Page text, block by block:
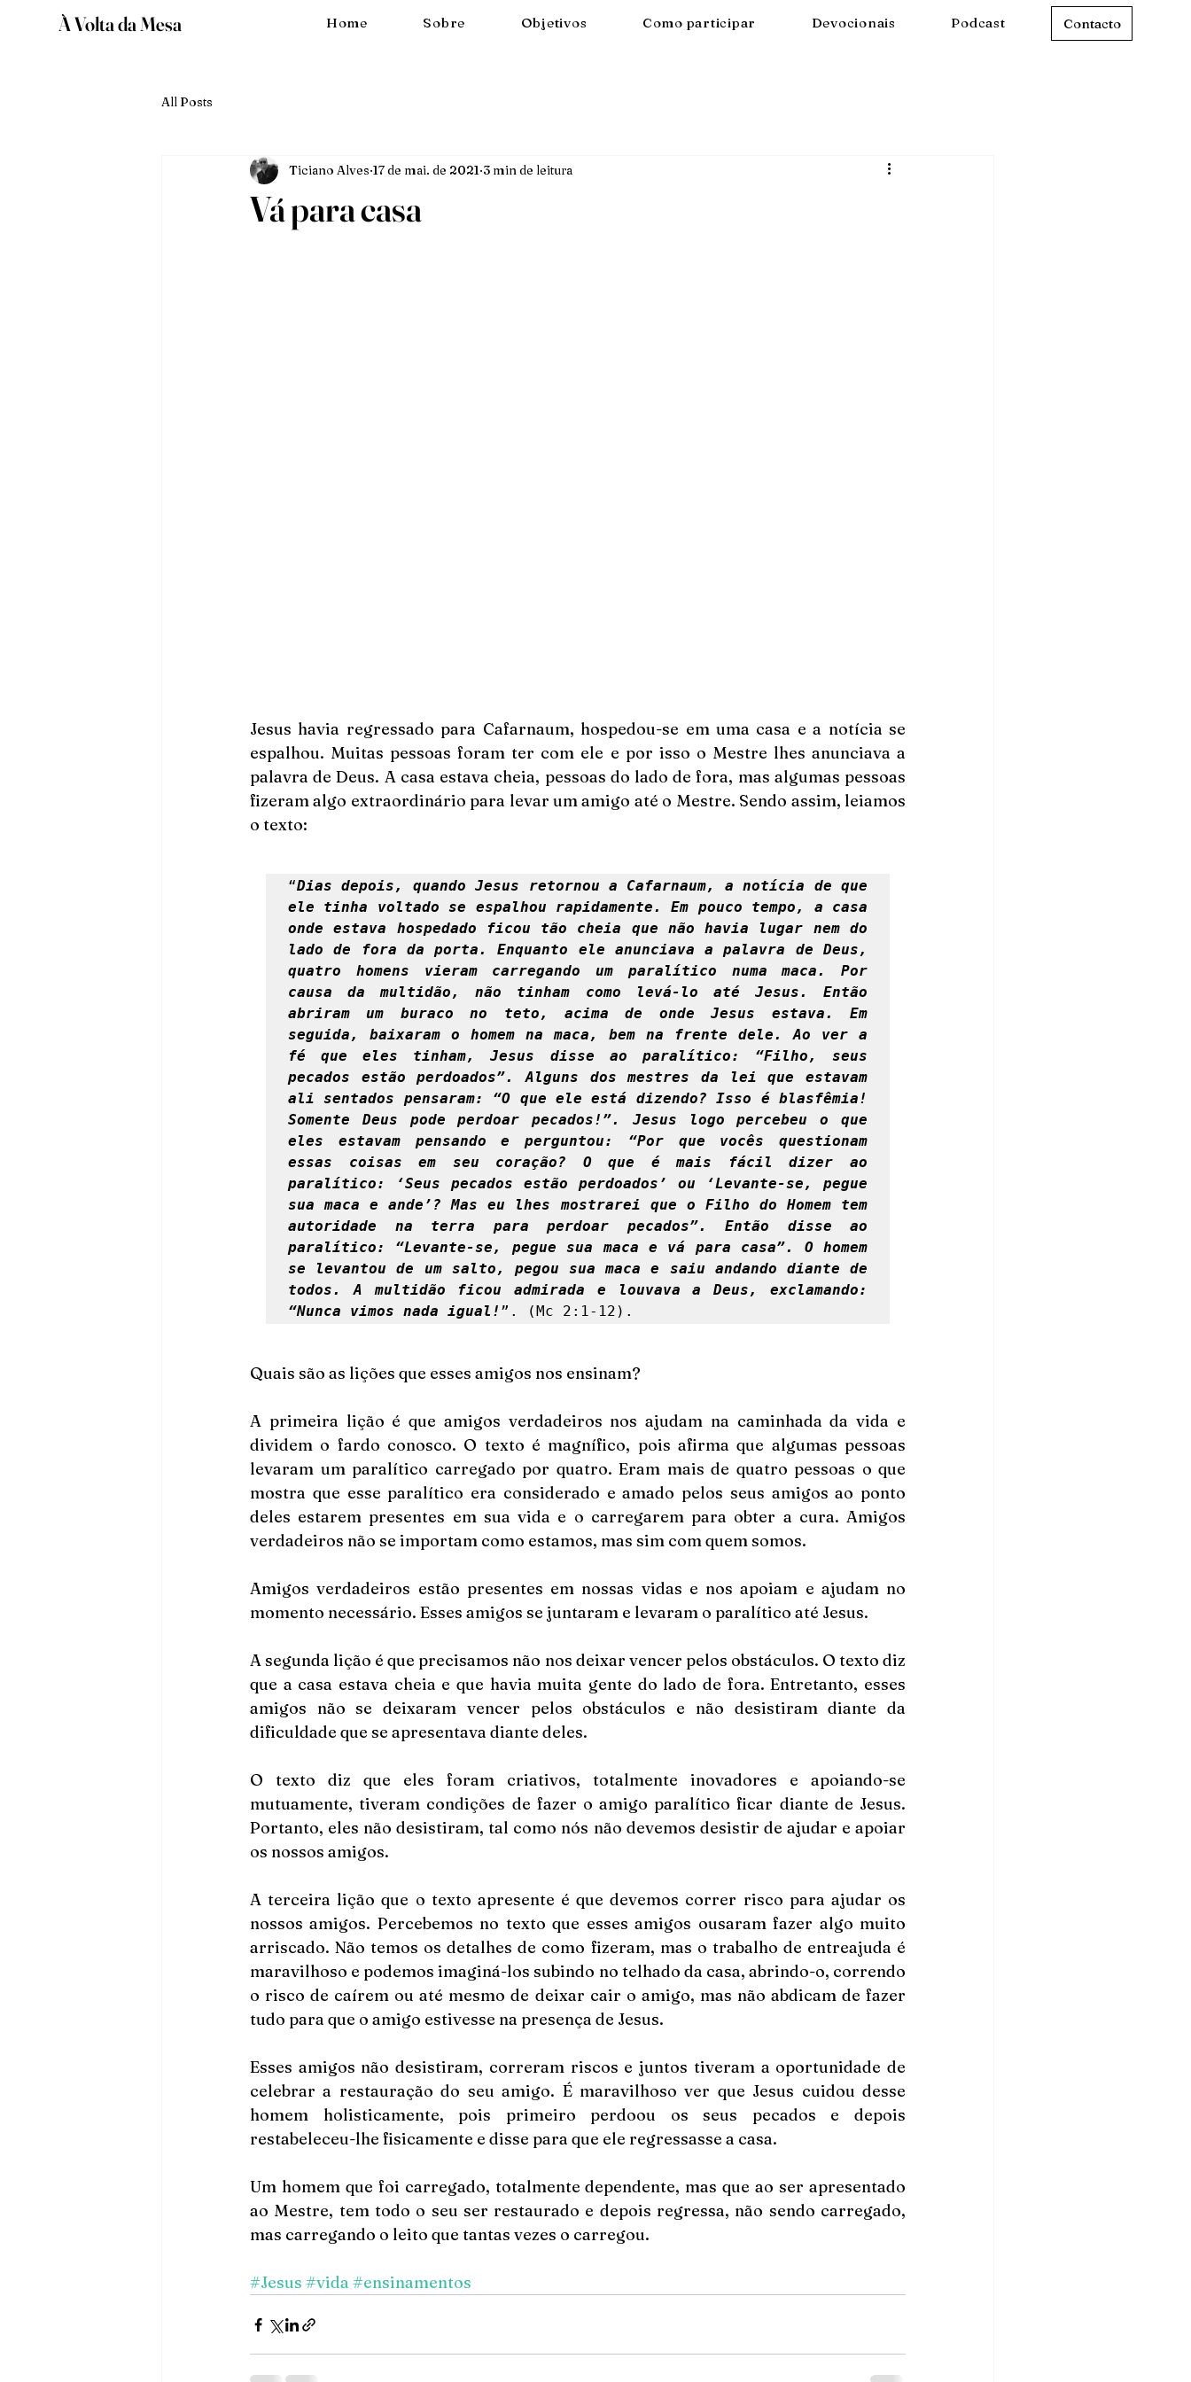
À Volta da Mesa Home Sobre Objetivos Como participar Devocionais Podcast Contacto
All Posts
Vá para casa
Ticiano Alves 17 de mai. de 2021 3 min de leitura
Jesus havia regressado para Cafarnaum, hospedou-se em uma casa e a notícia se
espalhou. Muitas pessoas foram ter com ele e por isso o Mestre lhes anunciava a
palavra de Deus. A casa estava cheia, pessoas do lado de fora, mas algumas pessoas
fizeram algo extraordinário para levar um amigo até o Mestre. Sendo assim, leiamos
o texto:
“Dias depois, quando Jesus retornou a Cafarnaum, a notícia de que
ele tinha voltado se espalhou rapidamente. Em pouco tempo, a casa
onde estava hospedado ficou tão cheia que não havia lugar nem do
lado de fora da porta. Enquanto ele anunciava a palavra de Deus,
quatro homens vieram carregando um paralítico numa maca. Por
causa da multidão, não tinham como levá-lo até Jesus. Então
abriram um buraco no teto, acima de onde Jesus estava. Em
seguida, baixaram o homem na maca, bem na frente dele. Ao ver a
fé que eles tinham, Jesus disse ao paralítico: “Filho, seus
pecados estão perdoados”. Alguns dos mestres da lei que estavam
ali sentados pensaram: “O que ele está dizendo? Isso é blasfêmia!
Somente Deus pode perdoar pecados!”. Jesus logo percebeu o que
eles estavam pensando e perguntou: “Por que vocês questionam
essas coisas em seu coração? O que é mais fácil dizer ao
paralítico: ‘Seus pecados estão perdoados’ ou ‘Levante-se, pegue
sua maca e ande’? Mas eu lhes mostrarei que o Filho do Homem tem
autoridade na terra para perdoar pecados”. Então disse ao
paralítico: “Levante-se, pegue sua maca e vá para casa”. O homem
se levantou de um salto, pegou sua maca e saiu andando diante de
todos. A multidão ficou admirada e louvava a Deus, exclamando:
“Nunca vimos nada igual! ”. (Mc 2:1-12).
Quais são as lições que esses amigos nos ensinam?
A primeira lição é que amigos verdadeiros nos ajudam na caminhada da vida e
dividem o fardo conosco. O texto é magnífico, pois afirma que algumas pessoas
levaram um paralítico carregado por quatro. Eram mais de quatro pessoas o que
mostra que esse paralítico era considerado e amado pelos seus amigos ao ponto
deles estarem presentes em sua vida e o carregarem para obter a cura. Amigos
verdadeiros não se importam como estamos, mas sim com quem somos.
Amigos verdadeiros estão presentes em nossas vidas e nos apoiam e ajudam no
momento necessário. Esses amigos se juntaram e levaram o paralítico até Jesus.
A segunda lição é que precisamos não nos deixar vencer pelos obstáculos. O texto diz
que a casa estava cheia e que havia muita gente do lado de fora. Entretanto, esses
amigos não se deixaram vencer pelos obstáculos e não desistiram diante da
dificuldade que se apresentava diante deles.
O texto diz que eles foram criativos, totalmente inovadores e apoiando-se
mutuamente, tiveram condições de fazer o amigo paralítico ficar diante de Jesus.
Portanto, eles não desistiram, tal como nós não devemos desistir de ajudar e apoiar
os nossos amigos.
A terceira lição que o texto apresente é que devemos correr risco para ajudar os
nossos amigos. Percebemos no texto que esses amigos ousaram fazer algo muito
arriscado. Não temos os detalhes de como fizeram, mas o trabalho de entreajuda é
maravilhoso e podemos imaginá-los subindo no telhado da casa, abrindo-o, correndo
o risco de caírem ou até mesmo de deixar cair o amigo, mas não abdicam de fazer
tudo para que o amigo estivesse na presença de Jesus.
Esses amigos não desistiram, correram riscos e juntos tiveram a oportunidade de
celebrar a restauração do seu amigo. É maravilhoso ver que Jesus cuidou desse
homem holisticamente, pois primeiro perdoou os seus pecados e depois
restabeleceu-lhe fisicamente e disse para que ele regressasse a casa.
Um homem que foi carregado, totalmente dependente, mas que ao ser apresentado
ao Mestre, tem todo o seu ser restaurado e depois regressa, não sendo carregado,
mas carregando o leito que tantas vezes o carregou.
#Jesus #vida #ensinamentos